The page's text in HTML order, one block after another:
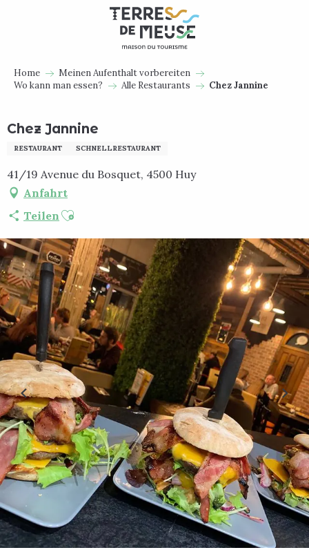
Home
Meinen Aufenthalt vorbereiten
Wo kann man essen?
Alle Restaurants Chez Jannine
Chez Jannine
RESTAURANT SCHNELLRESTAURANT
41/19 Avenue du Bosquet, 4500 Huy
Anfahrt
Teilen Ajouter aux favoris